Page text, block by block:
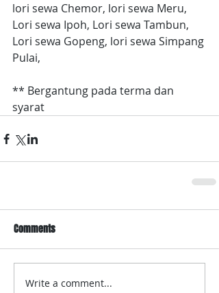
lori sewa Chemor, lori sewa Meru,
Lori sewa Ipoh, Lori sewa Tambun,
Lori sewa Gopeng, lori sewa Simpang
Pulai,
** Bergantung pada terma dan
syarat
Comments
Write a comment...